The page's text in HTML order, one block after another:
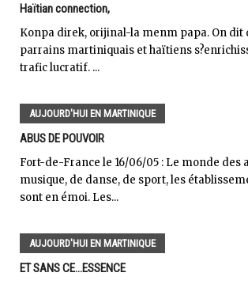
Haïtian connection,
Konpa direk, orijinal-la menm papa. On dit
parrains martiniquais et haïtiens
trafic lucratif. ...
AUJOURD'HUI EN MARTINIQUE
ABUS DE POUVOIR
Fort-de-France le 16/06/05 : Le monde des
musique, de danse, de sport, les
sont en émoi. Les...
AUJOURD'HUI EN MARTINIQUE
ET SANS CE...ESSENCE